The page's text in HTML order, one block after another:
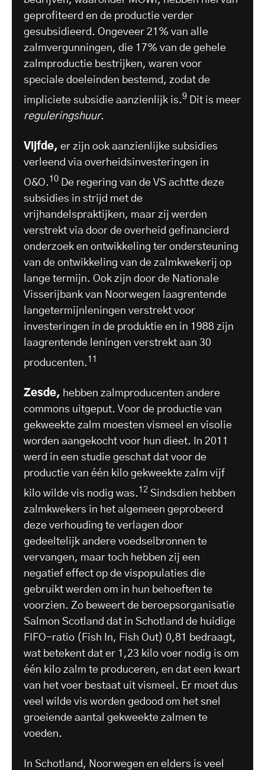
geprofiteerd en de productie verder
gesubsidieerd. Ongeveer 21% van alle
zalmvergunningen, die 17% van de gehele
zalmproductie bestrijken, waren voor
speciale doeleinden bestemd, zodat de
impliciete subsidie aanzienlijk is.9 Dit is meer
reguleringshuur.
Vijfde, er zijn ook aanzienlijke subsidies
verleend via overheidsinvesteringen in
O&O.10 De regering van de VS achtte deze
subsidies in strijd met de
vrijhandelspraktijken, maar zij werden
verstrekt via door de overheid gefinancierd
onderzoek en ontwikkeling ter ondersteuning
van de ontwikkeling van de zalmkwekerij op
lange termijn. Ook zijn door de Nationale
Visserijbank van Noorwegen laagrentende
langetermijnleningen verstrekt voor
investeringen in de produktie en in 1988 zijn
laagrentende leningen verstrekt aan 30
producenten.11
Zesde, hebben zalmproducenten andere
commons uitgeput. Voor de productie van
gekweekte zalm moesten vismeel en visolie
worden aangekocht voor hun dieet. In 2011
werd in een studie geschat dat voor de
productie van één kilo gekweekte zalm vijf
kilo wilde vis nodig was.12 Sindsdien hebben
zalmkwekers in het algemeen geprobeerd
deze verhouding te verlagen door
gedeeltelijk andere voedselbronnen te
vervangen, maar toch hebben zij een
negatief effect op de vispopulaties die
gebruikt werden om in hun behoeften te
voorzien. Zo beweert de beroepsorganisatie
Salmon Scotland dat in Schotland de huidige
FIFO-ratio (Fish In, Fish Out) 0,81 bedraagt,
wat betekent dat er 1,23 kilo voer nodig is om
één kilo zalm te produceren, en dat een kwart
van het voer bestaat uit vismeel. Er moet dus
veel wilde vis worden gedood om het snel
groeiende aantal gekweekte zalmen te
voeden.
In Schotland, Noorwegen en elders is veel